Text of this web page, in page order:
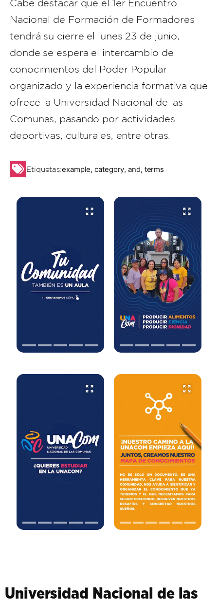
Cabe destacar que el 1er Encuentro
Nacional de Formación de Formadores
tendrá su cierre el lunes 23 de junio,
donde se espera el intercambio de
conocimientos del Poder Popular
organizado y la experiencia formativa que
ofrece la Universidad Nacional de las
Comunas, pasando por actividades
deportivas, culturales, entre otras.
Etiquetas:example,category,and, terms
Universidad Nacional de las